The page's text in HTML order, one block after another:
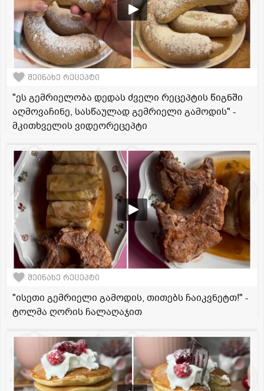
შეინახე რეცეპტი
"ეს გემრიელობა დედას ძველი რეცეპტის წიგნში
აღმოვაჩინე, სასწაულად გემრიელი გამოდის" -
მკითხველის ვიდეორეცეპტი
შეინახე რეცეპტი
"ისეთი გემრიელი გამოდის, თითებს ჩაიკვნეტთ!" -
ტოლმა ღორის ჩალაღაჯით